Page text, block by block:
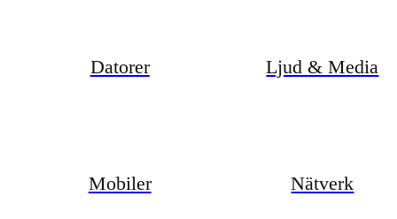
Datorer Ljud & Media
Mobiler Nätverk